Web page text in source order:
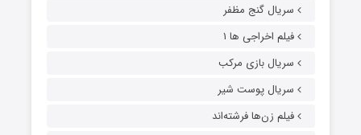
سریال گنج مظفر
فیلم اخراجی ها ۱
سریال بازی مرکب
سریال پوست شیر
فیلم زن‌ها فرشته‌اند